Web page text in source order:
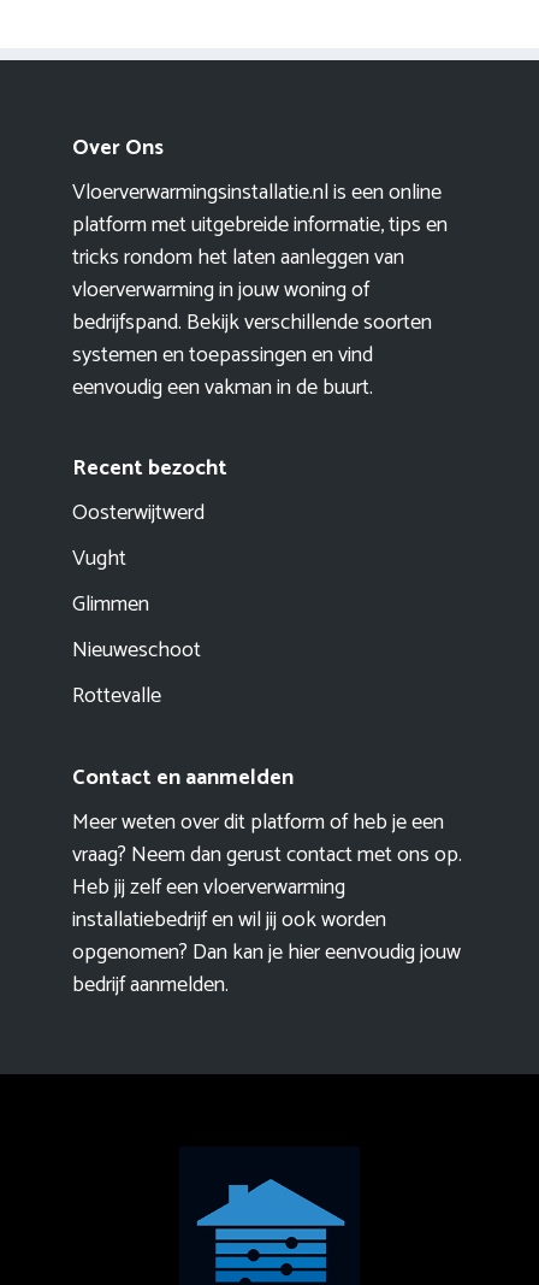
Over Ons
Vloerverwarmingsinstallatie.nl is een online
platform met uitgebreide informatie, tips en
tricks rondom het laten aanleggen van
vloerverwarming in jouw woning of
bedrijfspand. Bekijk verschillende soorten
systemen en toepassingen en vind
eenvoudig een vakman in de buurt.
Recent bezocht
Oosterwijtwerd
Vught
Glimmen
Nieuweschoot
Rottevalle
Contact en aanmelden
Meer weten over dit platform of heb je een
vraag? Neem dan gerust contact met ons op.
Heb jij zelf een vloerverwarming
installatiebedrijf en wil jij ook worden
opgenomen? Dan kan je hier eenvoudigjouw
bedrijf aanmelden.